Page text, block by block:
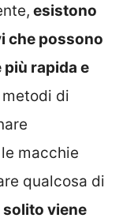
esistono
che possono
rapida e
di
macchie
qualcosa di
viene